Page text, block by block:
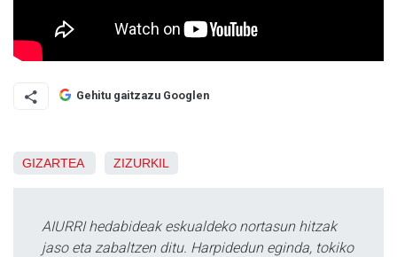
Gehitu gaitzazu Googlen
GIZARTEA ZIZURKIL
AIURRI hedabideak eskualdeko nortasun hitzak
jaso eta zabaltzen ditu. Harpidedun eginda, tokiko